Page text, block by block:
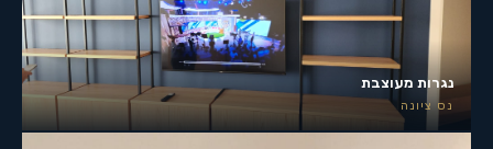
נגרות מעוצבת
נס ציונה